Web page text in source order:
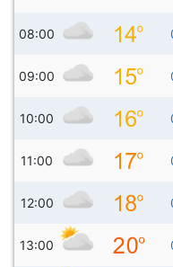
08:00
09:00
10:00
11:00
12:00
13:00